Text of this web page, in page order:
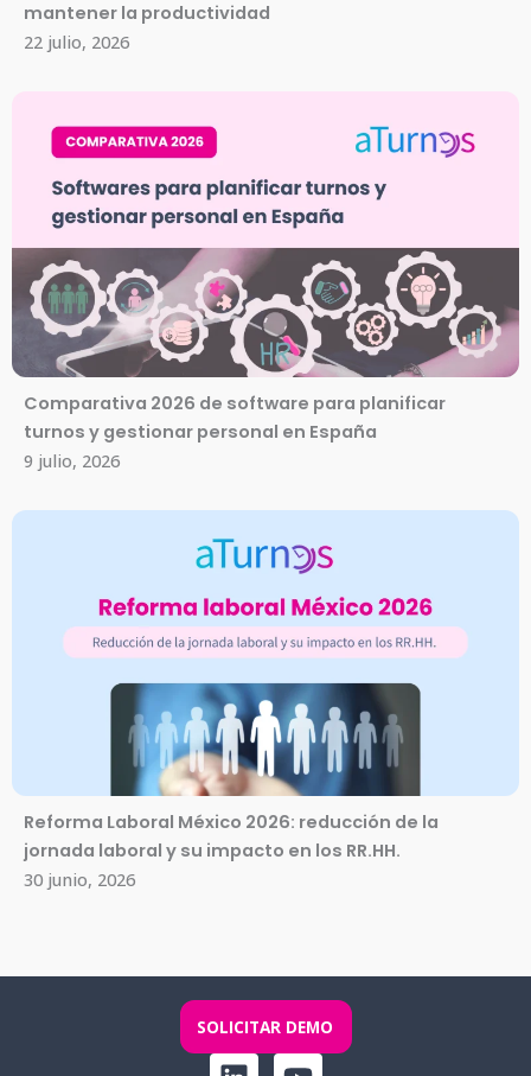
mantener la productividad
22 julio, 2026
Comparativa 2026 de software para planificar
turnos y gestionar personal en España
9 julio, 2026
Reforma Laboral México 2026: reducción de la
jornada laboral y su impacto en los RR.HH.
30 junio, 2026
SOLICITAR DEMO
L Y